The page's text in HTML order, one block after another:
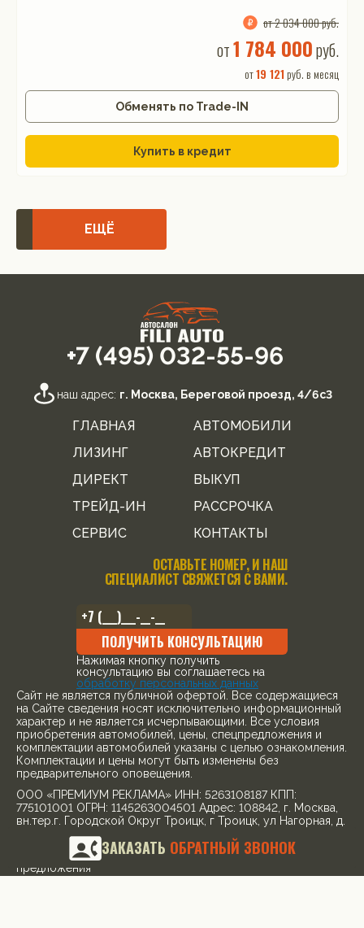
от 2 034 000 руб.
от1 784 000руб.
от19 121 руб. в месяц
Обменять по Trade-IN
Купить в кредит
ЕЩЁ
+7 (495) 032-55-96
наш адрес: г. Москва, Береговой проезд, 4/6с3
ГЛАВНАЯ
АВТОМОБИЛИ
ЛИЗИНГ
АВТОКРЕДИТ
ДИРЕКТ
ВЫКУП
ТРЕЙД-ИН
РАССРОЧКА
СЕРВИС
КОНТАКТЫ
ОСТАВЬТЕ НОМЕР, И НАШ
СПЕЦИАЛИСТ СВЯЖЕТСЯ С ВАМИ.
ПОЛУЧИТЬ КОНСУЛЬТАЦИЮ
Нажимая кнопку получить
консультацию вы соглашаетесь на
обработку персональных данных
Cайт не является публичной офертой. Все содержащиеся
на Сайте сведения носят исключительно информационный
характер и не является исчерпывающими. Все условия
приобретения автомобилей, цены, спецпредложения и
комплектации автомобилей указаны с целью ознакомления.
Комплектации и цены могут быть изменены без
предварительного оповещения.
ООО «ПРЕМИУМ РЕКЛАМА» ИНН: 5263108187 КПП:
775101001 ОГРН: 1145263004501 Адрес: 108842, г. Москва,
вн.тер.г. Городской Округ Троицк, г Троицк, ул Нагорная, д.
8, помещ. 12/11/12/13
¹ Рекомендованная розничная цена с учетом специального
предложения
ЗАКАЗАТЬ ОБРАТНЫЙ ЗВОНОК